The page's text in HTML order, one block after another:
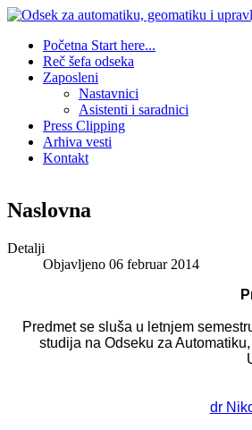
Početna Start here...
Reč šefa odseka
Zaposleni
Nastavnici
Asistenti i saradnici
Press Clipping
Arhiva vesti
Kontakt
Naslovna
Detalji
Objavljeno 06 februar 2014
Predmet se sluša u letnjem
studija na Odseku za
dr